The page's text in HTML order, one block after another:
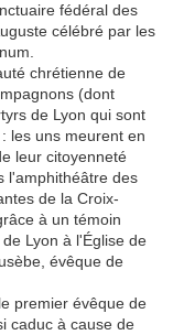
fédéral des
célébré par les
chrétienne de
(dont
de Lyon qui sont
les uns meurent en
leur citoyenneté
l'amphithéâtre des
de la Croix-
à un témoin
Lyon à l'Église de
évêque de
premier évêque de
caduc à cause de